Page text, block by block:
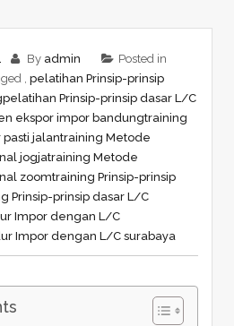
By admin
Posted in
, pelatihan Prinsip-prinsip
pelatihan Prinsip-prinsip dasar L/C
ekspor impor bandungtraining
jalantraining Metode
jogjatraining Metode
zoomtraining Prinsip-prinsip
Prinsip-prinsip dasar L/C
Impor dengan L/C
Impor dengan L/C surabaya